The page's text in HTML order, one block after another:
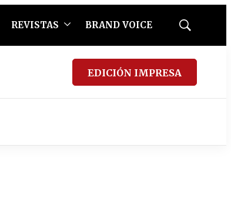
REVISTAS BRAND VOICE
Mostrar
EDICIÓN IMPRESA